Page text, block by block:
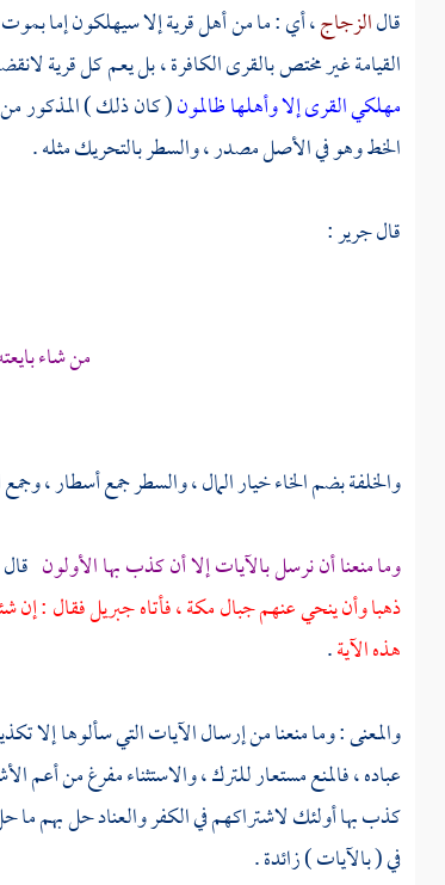
قالالزجاج، أي : ما من أهل قرية إلا سيهلكون إما بموت
القيامة غير مختص بالقرى الكافرة ، بل يعم كل قرية
مهلكي القرى إلا وأهلها ظالمون( كان ذلك ) المذكور
الخط وهو في الأصل مصدر ، والسطر بالتحريك مثله .
قالجرير:
من شاء
والخلفة بضم الخاء خيار المال ، والسطر جمع أسطار ،
وما منعنا أن نرسل بالآيات إلا أن كذب بها الأولون
ذهبا وأن ينحي عنهم جبالمكة ،فأتاهجبريلفقال : إن
هذه الآية.
والمعنى : وما منعنا من إرسال الآيات التي سألوها إلا
عباده ، فالمنع مستعار للترك ، والاستثناء مفرغ من أعم
كذب بها أولئك لاشتراكهم في الكفر والعناد حل بهم ما
في ( بالآيات ) زائدة .